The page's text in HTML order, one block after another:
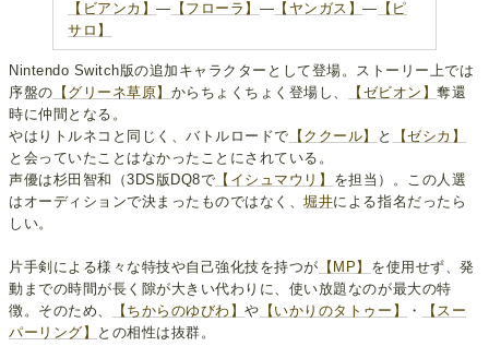
【ビアンカ】― 【フローラ】 ― 【ヤンガス】― 【ピ
サロ】
Nintendo Switch版の追加キャラクターとして登場。ストーリー上では
序盤の 【グリーネ草原】 からちょくちょく登場し、 【ゼビオン】奪還
時に仲間となる。
やはりトルネコと同じく、バトルロードで 【ククール】 と
【ゼシカ】
と会っていたことはなかったことにされている。
声優は杉田智和（3DS版DQ8で 【イシュマウリ】 を担当）。この人選
はオーディションで決まったものではなく、堀井による指名だったら
しい。
片手剣による様々な特技や自己強化技を持つが 【MP】 を使用せず、発
動までの時間が長く隙が大きい代わりに、使い放題なのが最大の特
徴。そのため、
【ちからのゆびわ】や 【いかりのタトゥー】 ・
【スー
パーリング】
との相性は抜群。